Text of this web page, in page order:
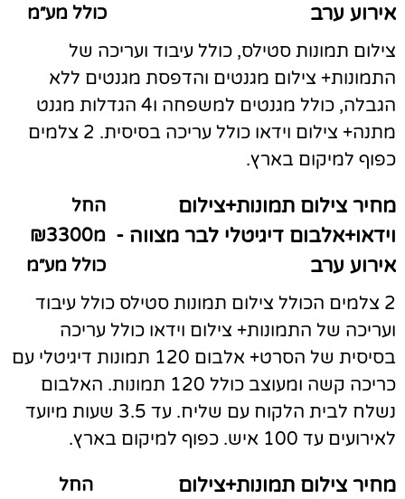
אירוע ערב
כולל מע״מ
צילום תמונות סטילס, כולל עיבוד ועריכה של
התמונות+ צילום מגנטים והדפסת מגנטים ללא
הגבלה, כולל מגנטים למשפחה ו4 הגדלות מגנט
מתנה+ צילום וידאו כולל עריכה בסיסית. 2 צלמים
כפוף למיקום בארץ.
מחיר צילום תמונות+צילום
וידאו+אלבום דיגיטלי לבר מצווה -
אירוע ערב
החל
מ₪3300
כולל מע״מ
2 צלמים הכולל צילום תמונות סטילס כולל עיבוד
ועריכה של התמונות+ צילום וידאו כולל עריכה
בסיסית של הסרט+ אלבום 120 תמונות דיגיטלי עם
כריכה קשה ומעוצב כולל 120 תמונות. האלבום
נשלח לבית הלקוח עם שליח. עד 3.5 שעות מיועד
לאירועים עד 100 איש. כפוף למיקום בארץ.
מחיר צילום תמונות+צילום
החל